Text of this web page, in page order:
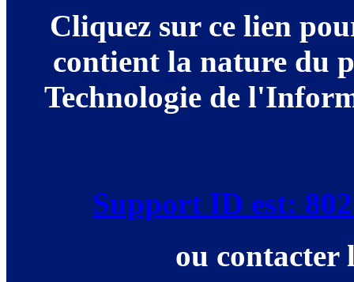
Cliquez sur ce lien
contient la nature du
Technologie de
Support ID est:
ou contacter